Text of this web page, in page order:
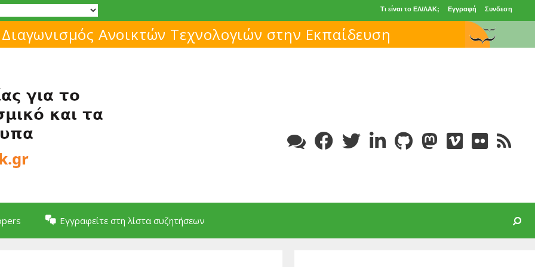
Τι είναι το ΕΛ/ΛΑΚ; Εγγραφή Συνδεση
Μάθε για το ελεύθερο λογισμικό!
Εγγραφείτε στη λίστα συζητήσεων Search